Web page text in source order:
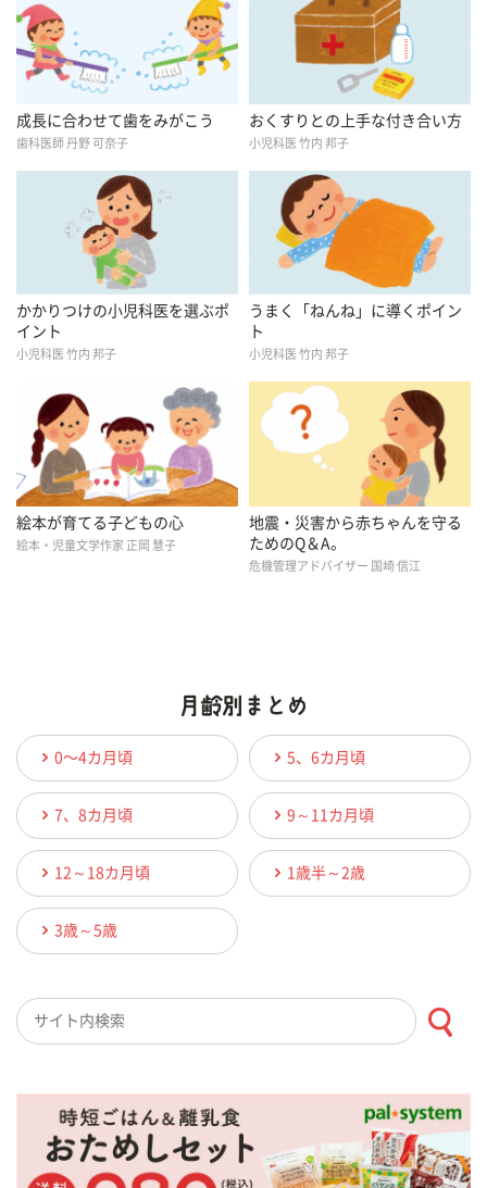
成長に合わせて歯をみがこう
歯科医師 丹野 可奈子
おくすりとの上手な付き合い方
小児科医 竹内 邦子
かかりつけの小児科医を選ぶポ
イント
小児科医 竹内 邦子
うまく「ねんね」に導くポイン
ト
小児科医 竹内 邦子
絵本が育てる子どもの心
絵本・児童文学作家 正岡 慧子
地震・災害から赤ちゃんを守る
ためのQ＆A。
危機管理アドバイザー 国崎 信江
0〜4カ月頃 5、6カ月頃
7、8カ月頃 9～11カ月頃
12～18カ月頃 1歳半～2歳
3歳～5歳
検索キーワード入力